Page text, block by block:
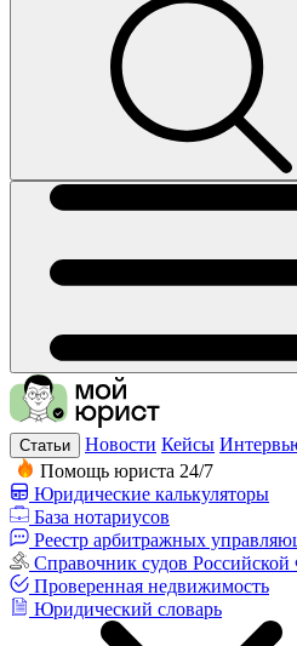
Статьи Новости Кейсы
Помощь юриста 24/7
Юридические калькуляторы
База нотариусов
Реестр арбитражных
Справочник судов
Проверенная недвижимость
Юридический словарь